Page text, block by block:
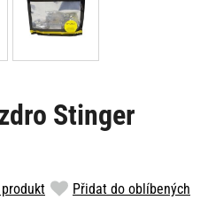
Stinger
Přidat do oblíbených